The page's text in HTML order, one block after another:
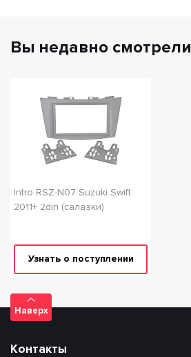
Вы недавно смотрели
Intro RSZ-N07 Suzuki Swift
2011+ 2din (салазки)
Узнать о поступлении
Наверх
Контакты